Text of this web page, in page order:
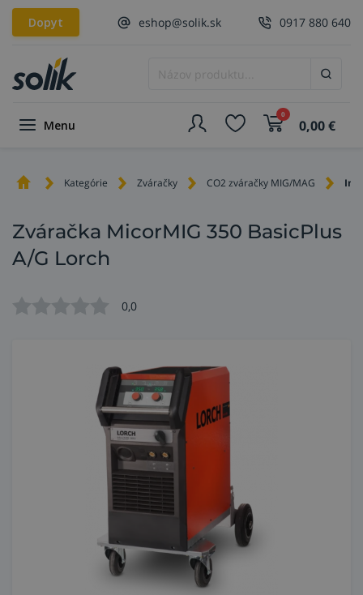
Dopyt eshop@solik.sk 0917 880 640
Menu
0
0,00€
Kategórie Zváračky CO2 zváračky MIG/MAG
Zváračka MicorMIG 350 BasicPlus
A/G Lorch
0,0